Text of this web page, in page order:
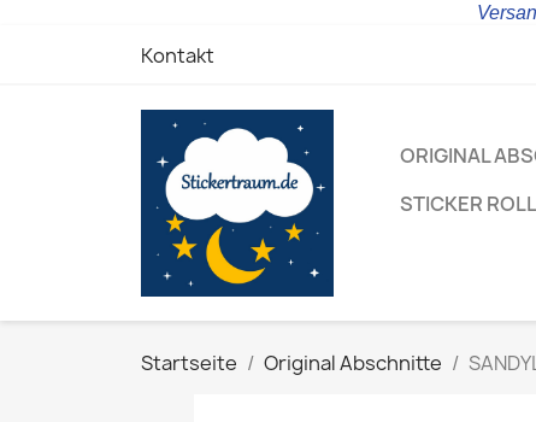
Kontakt
ORIGINAL
STICKER
Startseite Original Abschnitte